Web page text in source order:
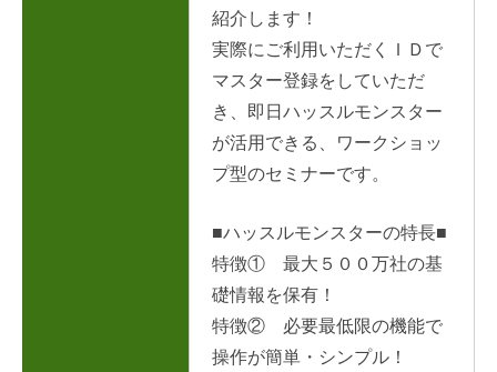
紹介します！
実際にご利用いただくＩＤで
マスター登録をしていただ
き、即日ハッスルモンスター
が活用できる、ワークショッ
プ型のセミナーです。
■ハッスルモンスターの特長■
特徴① 最大５００万社の基
礎情報を保有！
特徴② 必要最低限の機能で
操作が簡単・シンプル！